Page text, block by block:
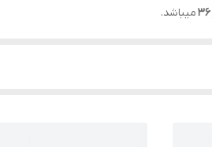
میباشد.